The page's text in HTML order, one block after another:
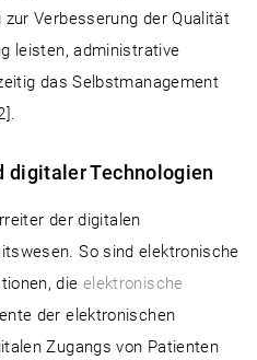
Verbesserung der Qualität
leisten, administrative
das Selbstmanagement
digitaler Technologien
der digitalen
So sind elektronische
die elektronische
der elektronischen
Zugangs von Patienten